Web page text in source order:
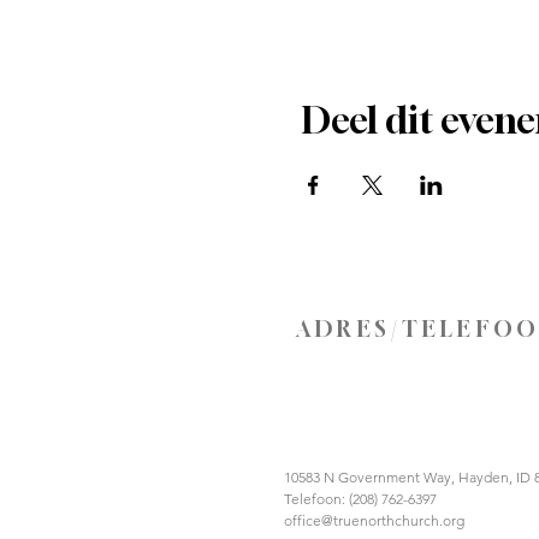
Deel dit
ADRES/
10583 N Government Way, Hayden, ID
Telefoon: (208) 762-6397
office@truenorthchurch.org